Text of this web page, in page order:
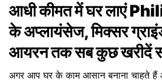
आधी कीमत में घर लाएं
के अप्लायंसेज, मिक्सर
आयरन तक सब कुछ खरीदें
अगर आप घर के काम आसान बनाना चाहते